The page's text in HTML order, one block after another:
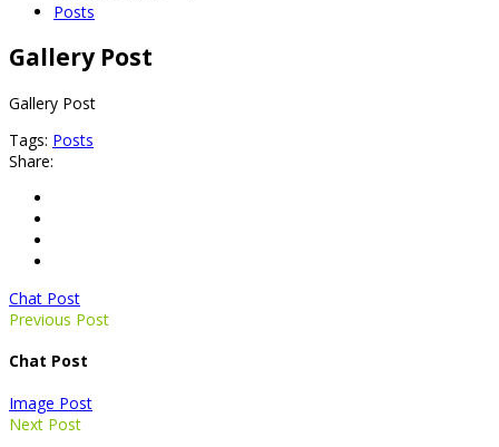
Posts
Gallery Post
Gallery Post
Tags: Posts
Share:
Chat Post
Previous Post
Chat Post
Image Post
Next Post